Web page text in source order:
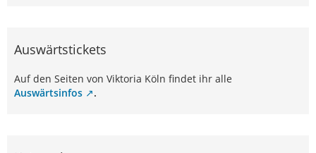
Auswärtstickets
Auf den Seiten von Viktoria Köln findet ihr alle
Auswärtsinfos
.